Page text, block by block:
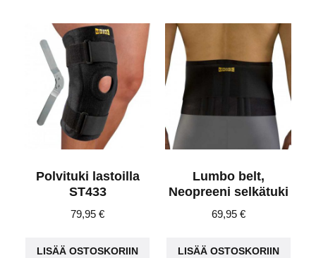
Polvituki lastoilla
ST433
79,95€
LISÄÄ OSTOSKORIIN
Lumbo belt,
Neopreeni selkätuki
69,95 €
LISÄÄ OSTOSKORIIN